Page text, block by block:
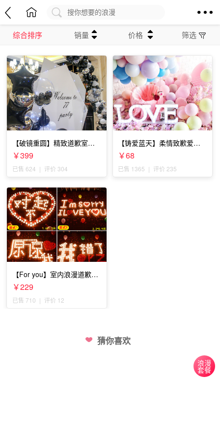
综合排序 销量 价格 筛选
【破镜重圆】精致道歉室内
布置
￥399
已售 624 | 评价 304
【铸爱蓝天】柔情致歉爱人
套餐
￥68
已售 1365 | 评价 235
【For you】室内浪漫道歉套
餐
￥229
已售 710 | 评价 12
猜你喜欢
浪漫
套餐